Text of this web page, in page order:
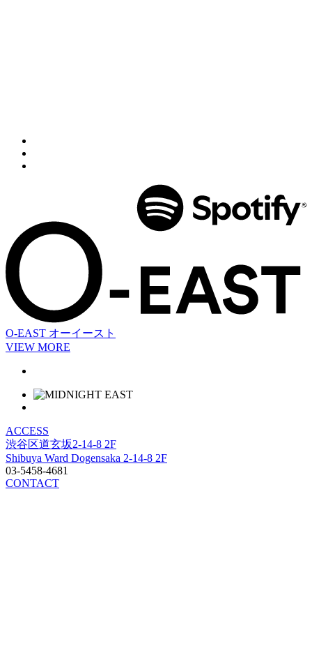
O-EAST オーイースト
VIEW MORE
ACCESS
渋谷区道玄坂2-14-8 2F
Shibuya Ward Dogensaka 2-14-8 2F
03-5458-4681
CONTACT